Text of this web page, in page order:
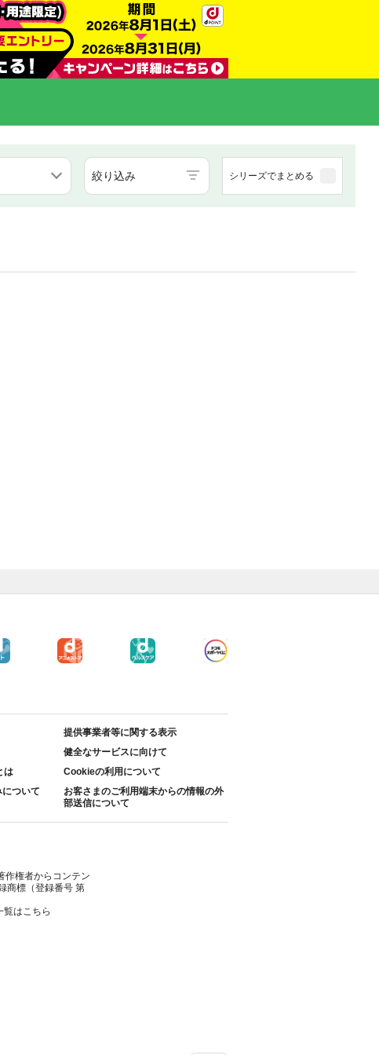
絞り込み シリーズでまとめる
提供事業者等に関する表示
健全なサービスに向けて
は
Cookieの利用について
ついて
お客さまのご利用端末からの情報の外
部送信について
作権者からコンテン
商標（登録番号 第
覧はこちら